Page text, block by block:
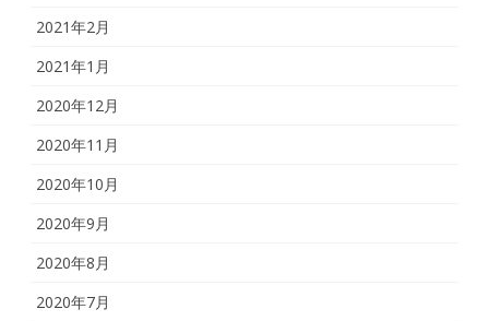
2021年2月
2021年1月
2020年12月
2020年11月
2020年10月
2020年9月
2020年8月
2020年7月